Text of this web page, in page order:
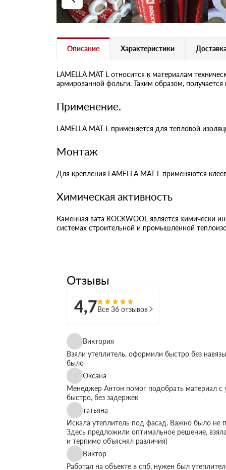
Описание Характеристики
LAMELLA MAT L относится к материалам
армированной фольги. Таким образом,
Применение.
LAMELLA MAT L применяется для тепловой
Монтаж
Для крепления LAMELLA MAT L применяются
Химическая активность
Каменная вата ROCKWOOL является химически
системах строительной и промышленной
Отзывы
4,7Все 36 отзывов
Виктория
Взяли утеплитель, оформили быстро без
было
Оксана
Менеджер Антон помог подобрать материал с
быстро, без задержек
татьяна
Искала утеплитель под фасад. Важно было не
Здесь предложили оптимальное решение,
и терпимо объяснял различия)
Виктор
Работал на объекте в спб, нужен был